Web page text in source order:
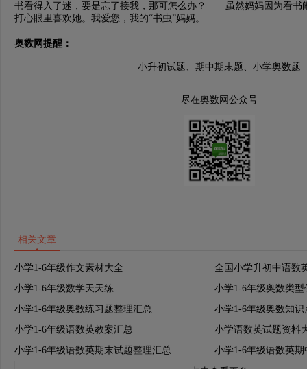
书看得入了迷，要是忘了接我，那可怎么办？ 虽然妈妈因为看书
打心眼里喜欢她。我爱您，我的“书虫”妈妈。
奥数网提醒：
小升初试题、期中期末题、小学奥数题
尽在奥数网公众号
相关文章
小学1-6年级作文素材大全
全国小学升初中语数
小学1-6年级数学天天练
小学1-6年级奥数类
小学1-6年级奥数练习题整理汇总
小学1-6年级奥数知识
小学1-6年级语数英教案汇总
小学语数英试题资料
小学1-6年级语数英期末试题整理汇总
小学1-6年级语数英